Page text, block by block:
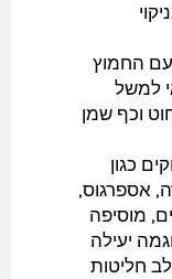
החמוץ
למשל
וכף שמן
כגון
אספרגוס,
מוסיפה
יעילה
חליטות